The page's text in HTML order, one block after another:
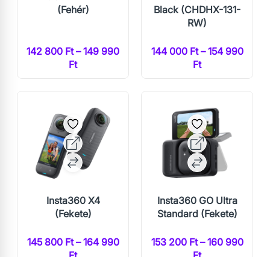
(Fehér)
142 800 Ft – 149 990
Ft
Black (CHDHX-131-
RW)
144 000 Ft – 154 990
Ft
Insta360 X4
(Fekete)
145 800 Ft – 164 990
Insta360 GO Ultra
Standard (Fekete)
153 200 Ft – 160 990